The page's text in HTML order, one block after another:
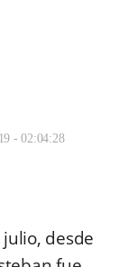
window
in a new window
- 02:04:28
desde